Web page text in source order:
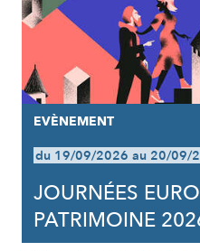
EVÈNEMENT
du 19/09/2026 au 20/09/
JOURNÉES
PATRIMOINE